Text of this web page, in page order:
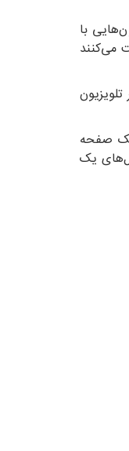
با
می‌کنند
صفحه
اندازه پیکسل‌های یک